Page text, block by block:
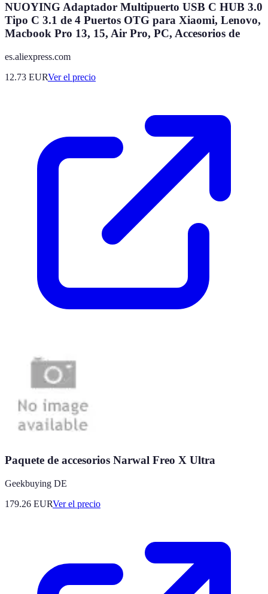
NUOYING Adaptador Multipuerto USB C HUB 3.0
Tipo C 3.1 de 4 Puertos OTG para Xiaomi, Lenovo,
Macbook Pro 13, 15, Air Pro, PC, Accesorios de
es.aliexpress.com
12.73 EURVer el precio
Paquete de accesorios Narwal Freo X Ultra
Geekbuying DE
179.26 EURVer el precio